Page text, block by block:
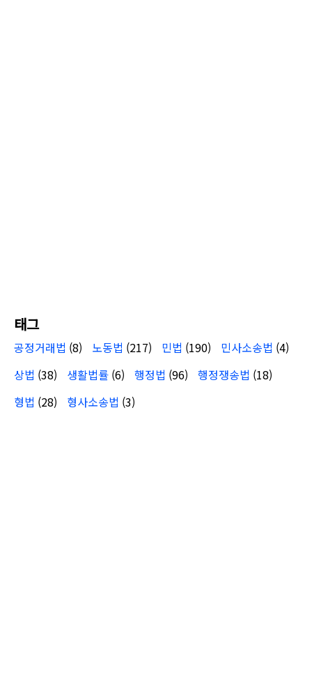
태그
공정거래법 (8) 노동법 (217) 민법 (190) 민사소송법 (4)
상법 (38) 생활법률 (6) 행정법 (96) 행정쟁송법 (18)
형법 (28) 형사소송법 (3)